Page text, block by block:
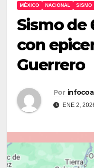
MÉXICO NACIONAL SISMO
Sismo de
con
Guerrero
Por
ENE 2,